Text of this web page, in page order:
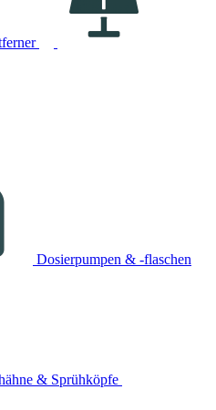
Dosierpumpen & -flaschen
& Sprühköpfe